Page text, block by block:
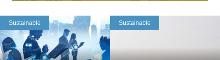
Sustainable Sustainable